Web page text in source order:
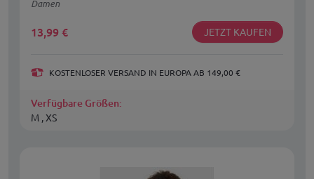
Damen
13,99 € JETZT KAUFEN
KOSTENLOSER VERSAND IN EUROPA AB 149,00 €
Verfügbare Größen:
M , XS